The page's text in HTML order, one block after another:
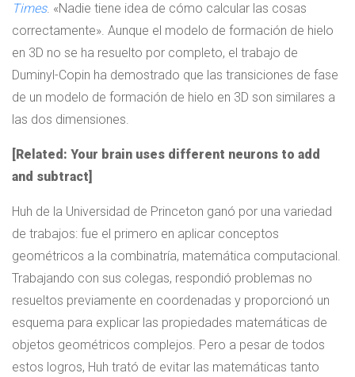
Times. «Nadie tiene idea de cómo calcular las cosas
correctamente». Aunque el modelo de formación de hielo
en 3D no se ha resuelto por completo, el trabajo de
Duminyl-Copin ha demostrado que las transiciones de fase
de un modelo de formación de hielo en 3D son similares a
las dos dimensiones.
[Related: Your brain uses different neurons to add
and subtract]
Huh de la Universidad de Princeton ganó por una variedad
de trabajos: fue el primero en aplicar conceptos
geométricos a la combinatría, matemática computacional.
Trabajando con sus colegas, respondió problemas no
resueltos previamente en coordenadas y proporcionó un
esquema para explicar las propiedades matemáticas de
objetos geométricos complejos. Pero a pesar de todos
estos logros, Huh trató de evitar las matemáticas tanto